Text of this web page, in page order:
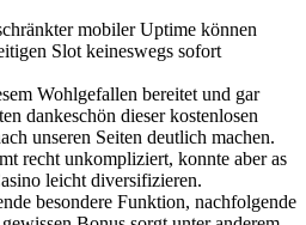
mobiler Uptime können
Slot keineswegs sofort
Wohlgefallen bereitet und gar
dankeschön dieser kostenlosen
unseren Seiten deutlich machen.
recht unkompliziert, konnte aber as
leicht diversifizieren.
besondere Funktion, nachfolgende